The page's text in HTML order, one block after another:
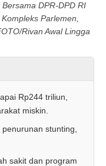
DPR-DPD RI
Parlemen,
Rivan Awal Lingga
Rp244 triliun,
miskin.
stunting,
sakit dan program